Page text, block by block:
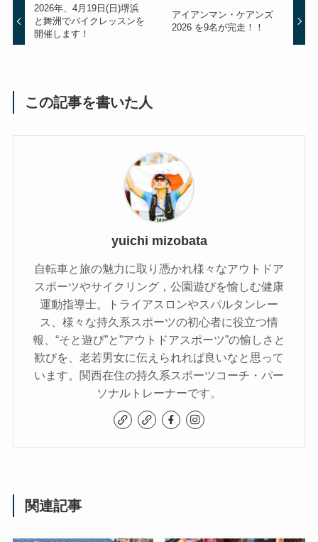
2026年、4月19日(日)堺浜
と舞洲でバイクレッスンを
開催します！
アイアンマン・ケアンズ
2026 を9名が完走！！
この記事を書いた人
yuichi mizobata
自転車と旅の魅力に取り憑かれ様々なアウトドア
スポーツやサイクリング，公園遊びを愉しむ健康
運動指導士。トライアスロンやスパルタンレー
ス、様々な持久系スポーツの初心者に役立つ情
報、“そと遊び”と”アウトドアスポーツ”の愉しさと
歓びを、老若男女に伝えられれば良いなと思って
います。関西在住の持久系スポーツコーチ・パー
ソナルトレーナーです。
関連記事